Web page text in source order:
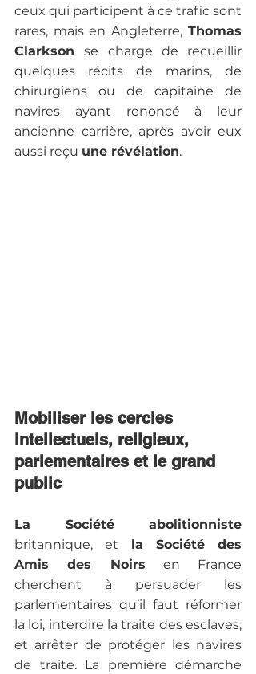
ceux qui participent à ce trafic sont
rares, mais en Angleterre, Thomas
Clarkson se charge de recueillir
quelques récits de marins, de
chirurgiens ou de capitaine de
navires ayant renoncé à leur
ancienne carrière, après avoir eux
aussi reçu une révélation.
Mobiliser les cercles
intellectuels, religieux,
parlementaires et le grand
public
La Société abolitionniste
britannique, et la Société des
Amis des Noirs en France
cherchent à persuader les
parlementaires qu’il faut réformer
la loi, interdire la traite des esclaves,
et arrêter de protéger les navires
de traite. La première démarche